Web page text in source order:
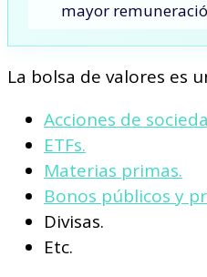
mayor
La bolsa de valores es
Acciones de
ETFs.
Materias primas.
Bonos públicos y
Divisas.
Etc.